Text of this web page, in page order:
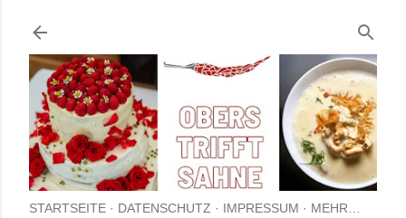
STARTSEITE DATENSCHUTZ IMPRESSUM MEHR…